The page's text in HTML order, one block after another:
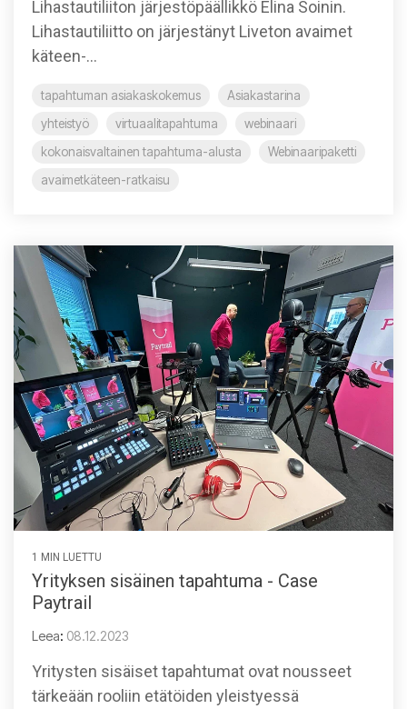
Lihastautiliiton järjestöpäällikkö Elina Soinin.
Lihastautiliitto on järjestänyt Liveton avaimet
käteen-...
tapahtuman asiakaskokemus
Asiakastarina
yhteistyö
virtuaalitapahtuma
webinaari
kokonaisvaltainen tapahtuma-alusta
Webinaaripaketti
avaimetkäteen-ratkaisu
1 MIN LUETTU
Yrityksen sisäinen tapahtuma - Case
Paytrail
Leea: 08.12.2023
Yritysten sisäiset tapahtumat ovat nousseet
tärkeään rooliin etätöiden yleistyessä